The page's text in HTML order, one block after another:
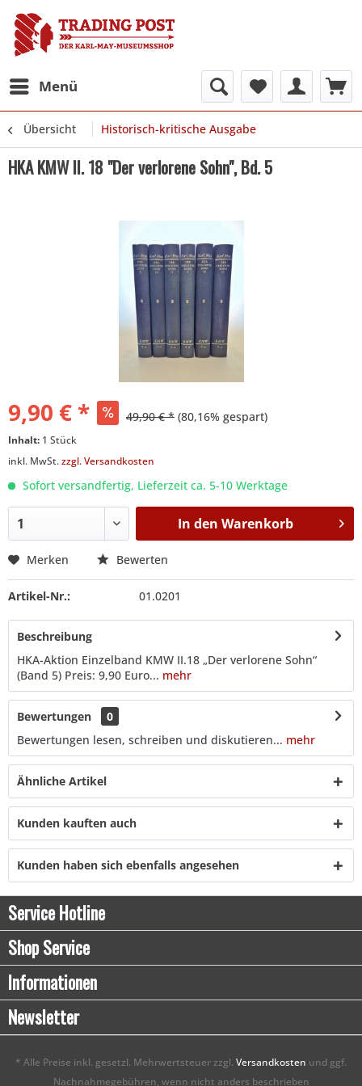
Menü
Übersicht Historisch-kritische Ausgabe
HKA KMW II. 18 "Der verlorene Sohn", Bd. 5
9,90 € * 49,90 € * (80,16% gespart)
Inhalt: 1 Stück
inkl. MwSt.zzgl. Versandkosten
Sofort versandfertig, Lieferzeit ca. 5-10 Werktage
In den Warenkorb
Merken Bewerten
Artikel-Nr.: 01.0201
Beschreibung
HKA-Aktion Einzelband KMW II.18 „Der verlorene Sohn“
(Band 5) Preis: 9,90 Euro... mehr
Bewertungen
0
Bewertungen lesen, schreiben und diskutieren... mehr
Ähnliche Artikel
Kunden kauften auch
Kunden haben sich ebenfalls angesehen
Service Hotline
Shop Service
Informationen
Newsletter
* Alle Preise inkl. gesetzl. Mehrwertsteuer zzgl. Versandkosten und ggf.
Nachnahmegebühren, wenn nicht anders beschrieben